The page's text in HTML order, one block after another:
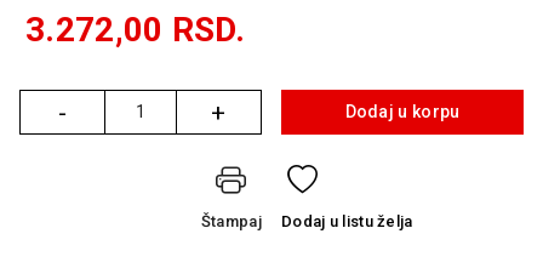
SKENERI I
I KAMERE
3.272,00 RSD.
-
Količina + Dodaj u korpu
Štampaj Dodaj u listu želja